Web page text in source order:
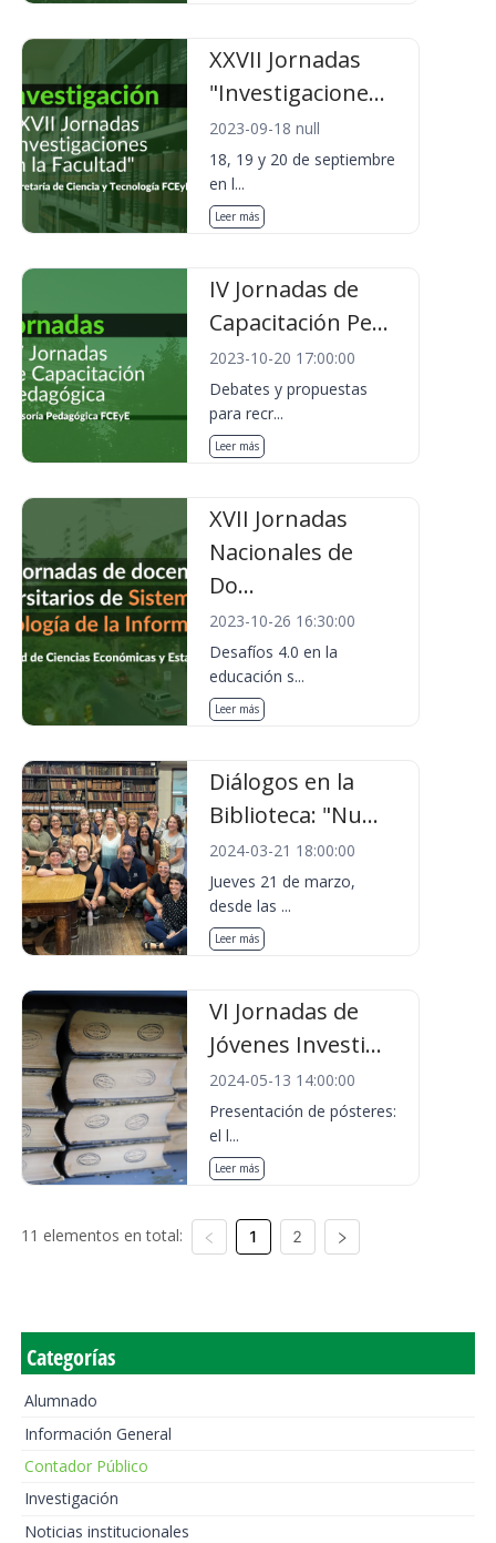
XXVII Jornadas
"Investigacione...
2023-09-18 null
18, 19 y 20 de septiembre
en l...
Leer más
IV Jornadas de
Capacitación Pe...
2023-10-20 17:00:00
Debates y propuestas
para recr...
Leer más
XVII Jornadas
Nacionales de
Do...
2023-10-26 16:30:00
Desafíos 4.0 en la
educación s...
Leer más
Diálogos en la
Biblioteca: "Nu...
2024-03-21 18:00:00
Jueves 21 de marzo,
desde las ...
Leer más
VI Jornadas de
Jóvenes Investi...
2024-05-13 14:00:00
Presentación de pósteres:
el l...
Leer más
11 elementos en total: 1 2
Categorías
Alumnado
Información General
Contador Público
Investigación
Noticias institucionales